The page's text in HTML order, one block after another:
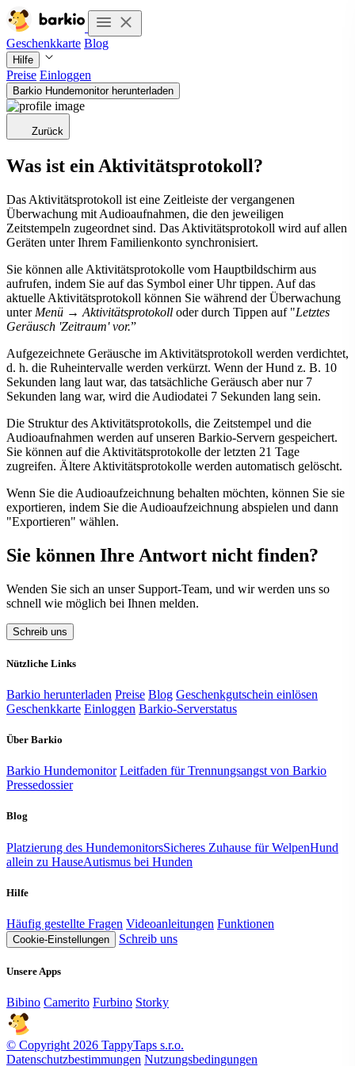
Geschenkkarte Blog
Hilfe
Preise Einloggen
Barkio Hundemonitor herunterladen
Zurück
Was ist ein Aktivitätsprotokoll?
Das Aktivitätsprotokoll ist eine Zeitleiste der vergangenen
Überwachung mit Audioaufnahmen, die den jeweiligen
Zeitstempeln zugeordnet sind. Das Aktivitätsprotokoll wird auf allen
Geräten unter Ihrem Familienkonto synchronisiert.
Sie können alle Aktivitätsprotokolle vom Hauptbildschirm aus
aufrufen, indem Sie auf das Symbol einer Uhr tippen. Auf das
aktuelle Aktivitätsprotokoll können Sie während der Überwachung
unter Menü → Aktivitätsprotokoll oder durch Tippen auf "Letztes
Geräusch 'Zeitraum' vor.”
Aufgezeichnete Geräusche im Aktivitätsprotokoll werden verdichtet,
d. h. die Ruheintervalle werden verkürzt. Wenn der Hund z. B. 10
Sekunden lang laut war, das tatsächliche Geräusch aber nur 7
Sekunden lang war, wird die Audiodatei 7 Sekunden lang sein.
Die Struktur des Aktivitätsprotokolls, die Zeitstempel und die
Audioaufnahmen werden auf unseren Barkio-Servern gespeichert.
Sie können auf die Aktivitätsprotokolle der letzten 21 Tage
zugreifen. Ältere Aktivitätsprotokolle werden automatisch gelöscht.
Wenn Sie die Audioaufzeichnung behalten möchten, können Sie sie
exportieren, indem Sie die Audioaufzeichnung abspielen und dann
"Exportieren" wählen.
Sie können Ihre Antwort nicht finden?
Wenden Sie sich an unser Support-Team, und wir werden uns so
schnell wie möglich bei Ihnen melden.
Schreib uns
Nützliche Links
Barkio herunterladen Preise Blog Geschenkgutschein einlösen
Geschenkkarte Einloggen Barkio-Serverstatus
Über Barkio
Barkio Hundemonitor Leitfaden für Trennungsangst von Barkio
Pressedossier
Blog
Platzierung des HundemonitorsSicheres Zuhause für WelpenHund
allein zu HauseAutismus bei Hunden
Hilfe
Häufig gestellte Fragen Videoanleitungen Funktionen
Cookie-Einstellungen Schreib uns
Unsere Apps
Bibino Camerito Furbino Storky
© Copyright 2026 TappyTaps s.r.o.
Datenschutzbestimmungen Nutzungsbedingungen